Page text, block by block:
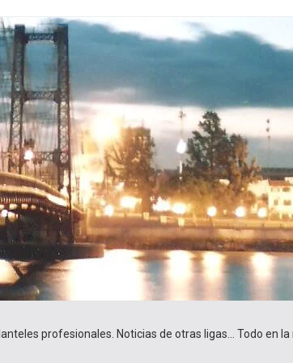
profesionales. Noticias de otras ligas… Todo en la